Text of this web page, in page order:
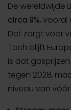
De wereldwijde
circa 9%, vooral
Dat zorgt voor
Toch blijft
is dat
tegen 2028,
niveau van vóór